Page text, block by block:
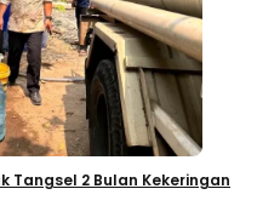
Tangsel 2 Bulan Kekeringan